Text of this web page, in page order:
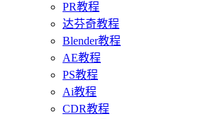
PR教程
达芬奇教程
Blender教程
AE教程
PS教程
Ai教程
CDR教程